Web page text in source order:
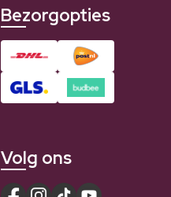
Bezorgopties
Volg ons